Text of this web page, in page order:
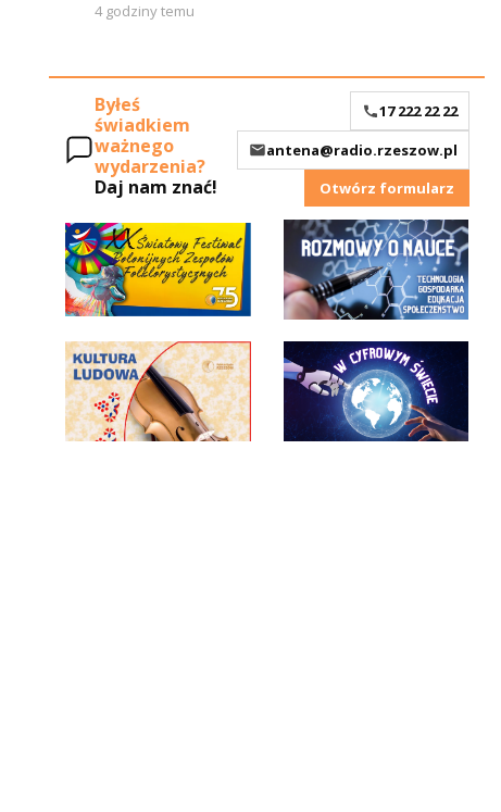
4 godziny temu
Byłeś
świadkiem
ważnego
wydarzenia?
Daj nam znać!
17 222 22 22
antena@radio.rzeszow.pl
Otwórz formularz